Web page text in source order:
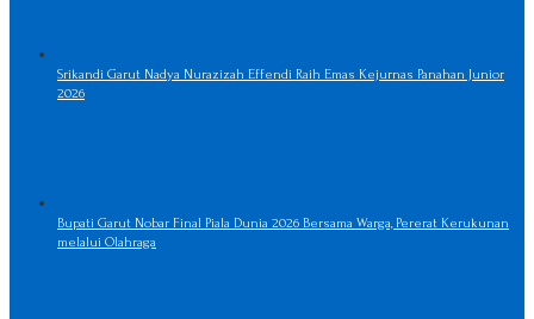
Srikandi Garut Nadya Nurazizah Effendi Raih Emas Kejurnas Panahan Junior
2026
Bupati Garut Nobar Final Piala Dunia 2026 Bersama Warga, Pererat Kerukunan
melalui Olahraga